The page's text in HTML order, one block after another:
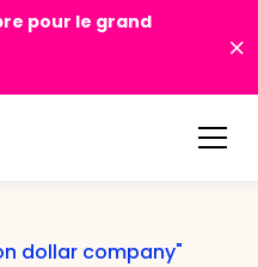
pour le grand
dollar company"